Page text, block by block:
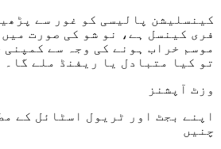
کینسلیشن پالیسی کو غور سے
فری کینسل ہے، نو شو کی صورت
موسم خراب ہونے کی وجہ سے
تو کیا متبادل یا ریفنڈ ملے گا۔
وزٹ آپشنز
اپنے بجٹ اور ٹریول اسٹائل کے
چنیں